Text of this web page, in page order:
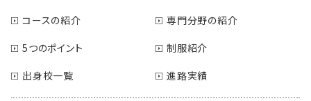
コースの紹介
専門分野の紹介
5つのポイント
制服紹介
出身校一覧
進路実績